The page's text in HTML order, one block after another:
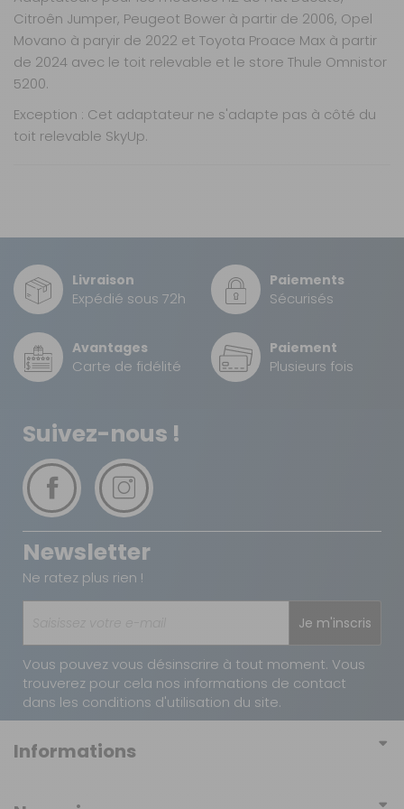
Long. :
3,75 m
Prix : 365 €TTC
Disponibilité :
Retrait Magasin
Long. :
4 m
Prix :
Disponibilité :
Livraison à Domicile
DISPONIBLE EN LIVRAISON : EN STOCK
Citroên Jumper, Peugeot Bower à partir de 2006, Opel
Movano à paryir de 2022 et Toyota Proace Max à partir
de 2024 avec le toit relevable et le store Thule Omnistor
5200.
Exception : Cet adaptateur ne s'adapte pas à côté du
toit relevable SkyUp.
Transporteur gros volume
12 €
Retour simple sous 14 jours :
Retournez nous vos achats en utilisant le bon de retour.
Livraison
Expédié sous 72h
Paiements
Sécurisés
Avantages
Carte de fidélité
Paiement
Plusieurs fois
Suivez-nous !
Newsletter
Ne ratez plus rien !
Je m'inscris
Vous pouvez vous désinscrire à tout moment. Vous
trouverez pour cela nos informations de contact
dans les conditions d'utilisation du site.
Informations